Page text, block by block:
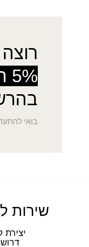
5% הנחה
בואי
שירות
יצירת